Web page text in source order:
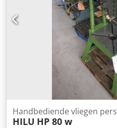
Handbediende vliegen pers
HILU HP 80 w